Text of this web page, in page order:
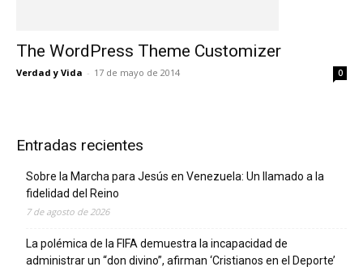
The WordPress Theme Customizer
Verdad y Vida - 17 de mayo de 2014 0
Entradas recientes
Sobre la Marcha para Jesús en Venezuela: Un llamado a la
fidelidad del Reino
7 de agosto de 2026
La polémica de la FIFA demuestra la incapacidad de
administrar un “don divino”, afirman ‘Cristianos en el Deporte’